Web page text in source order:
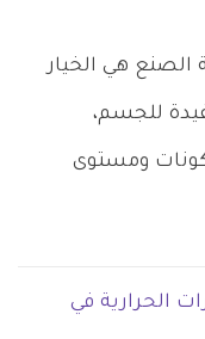
الصنع هي الخيار
للجسم،
ومستوى
الحرارية في